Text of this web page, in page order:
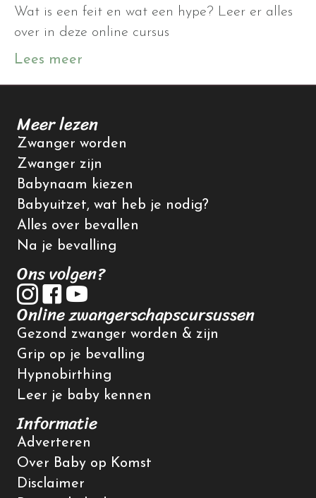
Wat is een feit en wat een hype? Leer er alles
over in deze online cursus
Lees meer
Meer lezen
Zwanger worden
Zwanger zijn
Babynaam kiezen
Babyuitzet, wat heb je nodig?
Alles over bevallen
Na je bevalling
Ons volgen?
Online zwangerschapscursussen
Gezond zwanger worden & zijn
Grip op je bevalling
Hypnobirthing
Leer je baby kennen
Informatie
Adverteren
Over Baby op Komst
Disclaimer